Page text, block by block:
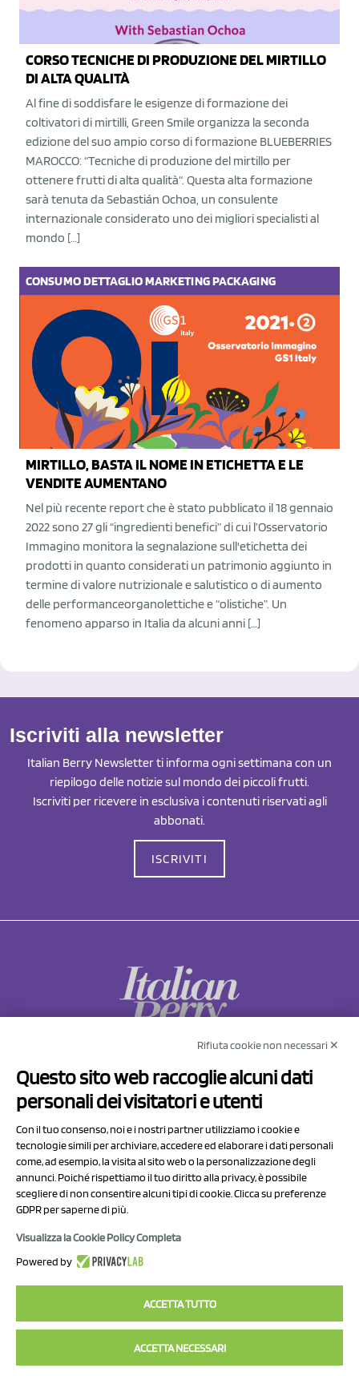
CORSO TECNICHE DI PRODUZIONE DEL MIRTILLO
DI ALTA QUALITÀ
Al fine di soddisfare le esigenze di formazione dei
coltivatori di mirtilli, Green Smile organizza la seconda
edizione del suo ampio corso di formazione BLUEBERRIES
MAROCCO: “Tecniche di produzione del mirtillo per
ottenere frutti di alta qualità“. Questa alta formazione
sarà tenuta da Sebastián Ochoa, un consulente
internazionale considerato uno dei migliori specialisti al
mondo […]
CONSUMODETTAGLIOMARKETINGPACKAGING
MIRTILLO, BASTA IL NOME IN ETICHETTA E LE
VENDITE AUMENTANO
Nel più recente report che è stato pubblicato il 18 gennaio
2022 sono 27 gli “ingredienti benefici” di cui l’Osservatorio
Immagino monitora la segnalazione sull'etichetta dei
prodotti in quanto considerati un patrimonio aggiunto in
termine di valore nutrizionale e salutistico o di aumento
delle performanceorganolettiche e “olistiche”. Un
fenomeno apparso in Italia da alcuni anni […]
Iscriviti alla newsletter
Italian Berry Newsletter ti informa ogni settimana con un
riepilogo delle notizie sul mondo dei piccoli frutti.
Iscriviti per ricevere in esclusiva i contenuti riservati agli
abbonati.
ISCRIVITI
Via Prov.le Sassuolo Vignola 315/1
41057 Spilamberto (MO)
P.I/C.F. 01041460369
REA: MO 208553
Capitale sociale Euro 50.000,00 i.v.
Rifiuta cookie non necessari ✕
Questo sito web raccoglie alcuni dati
personali dei visitatori e utenti
Con il tuo consenso, noi e i nostri partner utilizziamo i cookie e
tecnologie simili per archiviare, accedere ed elaborare i dati personali
come, ad esempio, la visita al sito web o la personalizzazione degli
annunci. Poiché rispettiamo il tuo diritto alla privacy, è possibile
scegliere di non consentire alcuni tipi di cookie. Clicca su preferenze
GDPR per saperne di più.
Visualizza la Cookie Policy Completa
Powered by
ACCETTA TUTTO
ACCETTA NECESSARI